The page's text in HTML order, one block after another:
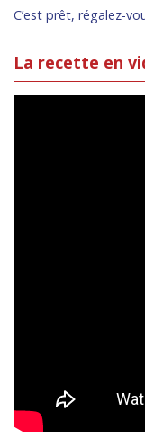
C’est prêt, régalez-
La recette en